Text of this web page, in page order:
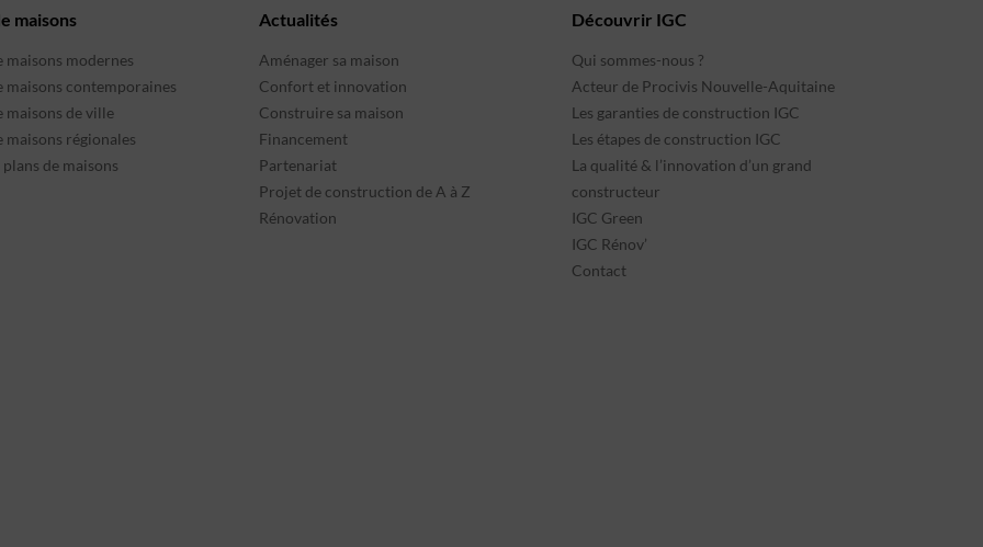
maisons
maisons modernes
maisons contemporaines
maisons de ville
maisons régionales
plans de maisons
Actualités
Aménager sa maison
Confort et innovation
Construire sa maison
Financement
Partenariat
Projet de construction de A à Z
Rénovation
Découvrir IGC
Qui sommes-nous ?
Acteur de Procivis Nouvelle-Aquitaine
Les garanties de construction IGC
Les étapes de construction IGC
La qualité & l’innovation d’un grand
constructeur
IGC Green
IGC Rénov’
Contact